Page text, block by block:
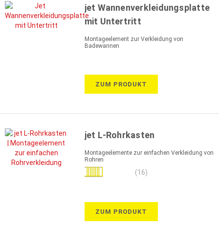
jet Wannenverkleidungsplatte
mit Untertritt
Montageelement zur Verkleidung von
Badewannen
ZUM PRODUKT
jet L-Rohrkasten
Montageelemente zur einfachen Verkleidung von
Rohren
Bewertung:
(16)
ZUM PRODUKT